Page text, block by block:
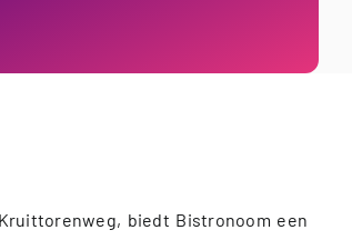
biedt Bistronoom een